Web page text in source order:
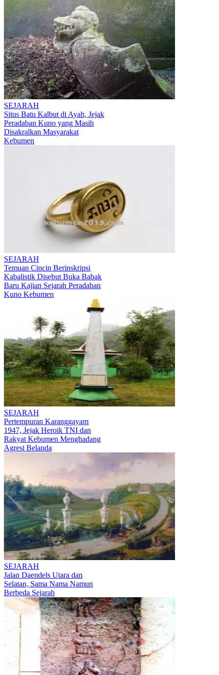
SEJARAH
Situs Batu Kalbut di Ayah, Jejak
Peradaban Kuno yang Masih
Disakralkan Masyarakat
Kebumen
SEJARAH
Temuan Cincin Berinskripsi
Kabalistik Disebut Buka Babak
Baru Kajian Sejarah Peradaban
Kuno Kebumen
SEJARAH
Pertempuran Karanggayam
1947, Jejak Heroik TNI dan
Rakyat Kebumen Menghadang
Agresi Belanda
SEJARAH
Jalan Daendels Utara dan
Selatan, Sama Nama Namun
Berbeda Sejarah